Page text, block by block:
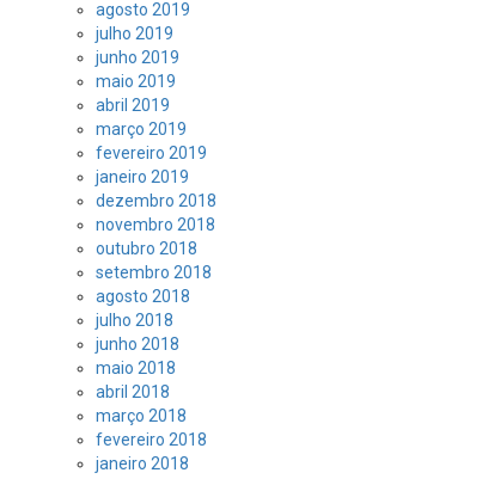
agosto 2019
julho 2019
junho 2019
maio 2019
abril 2019
março 2019
fevereiro 2019
janeiro 2019
dezembro 2018
novembro 2018
outubro 2018
setembro 2018
agosto 2018
julho 2018
junho 2018
maio 2018
abril 2018
março 2018
fevereiro 2018
janeiro 2018